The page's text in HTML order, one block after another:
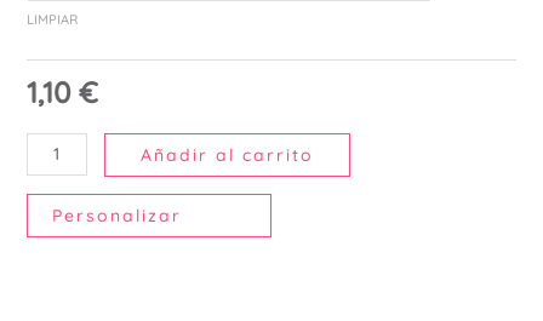
LIMPIAR
1,10 €
Añadir al carrito
Personalizar